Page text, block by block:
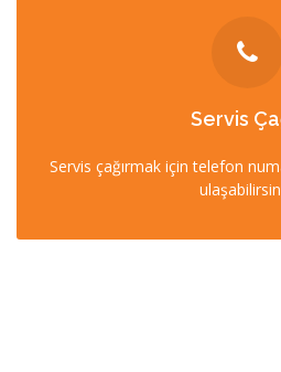
Servis
Servis çağırmak için telefon
0212 358
0532 403 22 00